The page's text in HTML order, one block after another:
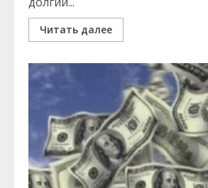
Читать далее